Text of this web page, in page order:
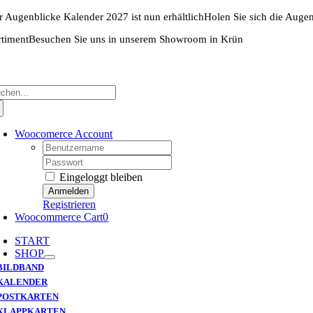
Zum
Inhalt
springen
Augenblicke Kalender 2027 ist nun erhältlichHolen Sie sich die
Besuchen Sie uns in unserem Showroom in Krün
Woocomerce Account
Username:
Password:
Eingeloggt bleiben
Registrieren
Woocommerce Cart0
START
SHOP